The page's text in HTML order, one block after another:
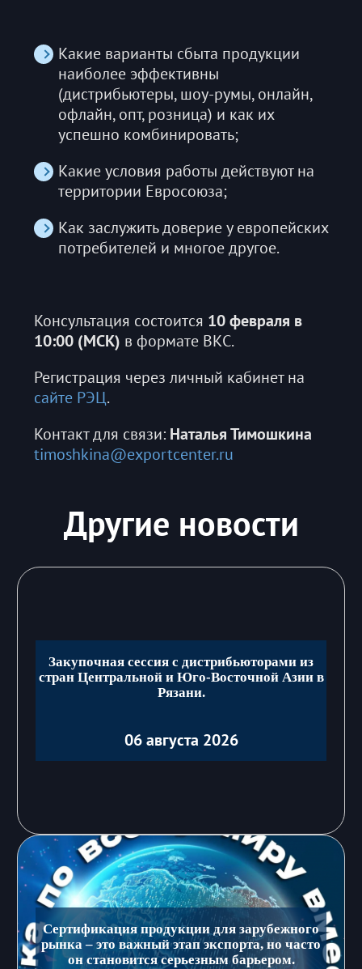
Какие варианты сбыта продукции
наиболее эффективны
(дистрибьютеры, шоу-румы, онлайн,
офлайн, опт, розница) и как их
успешно комбинировать;
Какие условия работы действуют на
территории Евросоюза;
Как заслужить доверие у европейских
потребителей и многое другое.
Консультация состоится 10 февраля в
10:00 (МСК) в формате ВКС.
Регистрация через личный кабинет на
сайте РЭЦ.
Контакт для связи: Наталья Тимошкина
timoshkina@exportcenter.ru
Другие новости
Закупочная сессия с дистрибьюторами из
стран Центральной и Юго-Восточной Азии в
Рязани.
06 августа 2026
Сертификация продукции для зарубежного
рынка – это важный этап экспорта, но часто
он становится серьезным барьером.